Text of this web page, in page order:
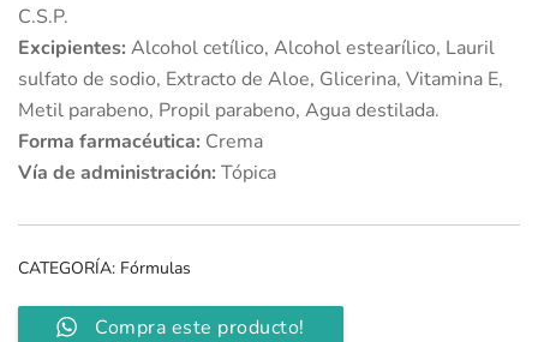
C.S.P.
Excipientes: Alcohol cetílico, Alcohol estearílico, Lauril
sulfato de sodio, Extracto de Aloe, Glicerina, Vitamina E,
Metil parabeno, Propil parabeno, Agua destilada.
Forma farmacéutica: Crema
Vía de administración: Tópica
CATEGORÍA: Fórmulas
Compra este producto!